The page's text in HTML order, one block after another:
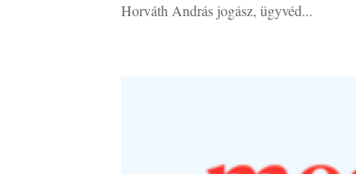
Horváth András jogász, ügyvéd...